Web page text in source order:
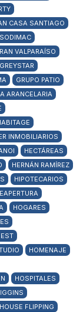
CASA SANTIAGO
VALPARAÍSO
GREYSTAR
GRUPO PATIO
ARANCELARIA
INMOBILIARIOS
HECTÁREAS
HERNÁN RAMÍREZ
HIPOTECARIOS
HOGARES
HOMENAJE
HOSPITALES
HOUSE FLIPPING